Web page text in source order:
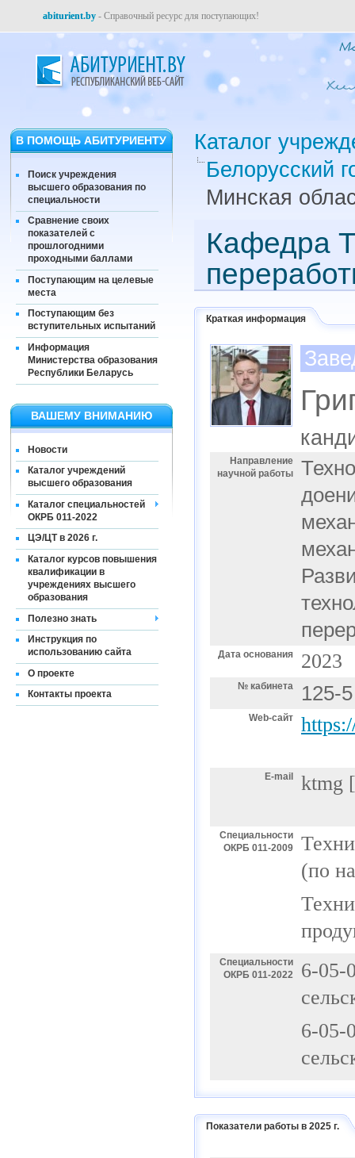
abiturient.by - Справочный ресурс для поступающих!
В ПОМОЩЬ АБИТУРИЕНТУ
Поиск учреждения
высшего образования по
специальности
Сравнение своих
показателей с
прошлогодними
проходными баллами
Поступающим на целевые
места
Поступающим без
вступительных испытаний
Информация
Министерства образования
Республики Беларусь
ВАШЕМУ ВНИМАНИЮ
Новости
Каталог учреждений
высшего образования
Каталог специальностей
ОКРБ 011-2022
ЦЭ/ЦТ в 2026 г.
Каталог курсов повышения
квалификации в
учреждениях высшего
образования
Полезно знать
Инструкция по
использованию сайта
О проекте
Контакты проекта
Каталог
Белорусский
Минская
Кафедра
Краткая информация
Направление
научной работы
Дата основания 2023
№ кабинета 125-5
Web-сайт
E-mail ktmg
Специальности
ОКРБ 011-2009
(по
Специальности
ОКРБ 011-2022
6-05-
6-05-
Показатели работы в 2025 г.